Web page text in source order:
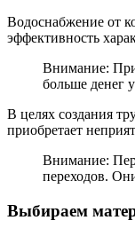
Водоснабжение от
эффективность
Внимание: При
больше денег
В целях создания
приобретает
Внимание:
переходов.
Выбираем